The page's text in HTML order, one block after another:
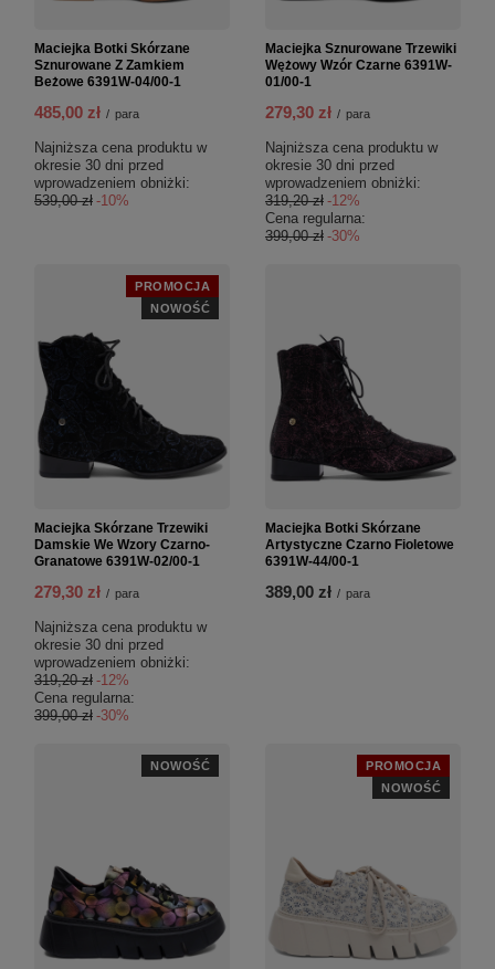
Maciejka Botki Skórzane
Sznurowane Z Zamkiem
Beżowe 6391W-04/00-1
485,00 zł / para
Najniższa cena produktu w
okresie 30 dni przed
wprowadzeniem obniżki:
539,00 zł -10%
Maciejka Sznurowane Trzewiki
Wężowy Wzór Czarne 6391W-
01/00-1
279,30 zł / para
Najniższa cena produktu w
okresie 30 dni przed
wprowadzeniem obniżki:
319,20 zł -12%
Cena regularna:
399,00 zł -30%
PROMOCJA
NOWOŚĆ
Maciejka Skórzane Trzewiki
Damskie We Wzory Czarno-
Granatowe 6391W-02/00-1
279,30 zł / para
Najniższa cena produktu w
okresie 30 dni przed
wprowadzeniem obniżki:
319,20 zł -12%
Cena regularna:
399,00 zł -30%
Maciejka Botki Skórzane
Artystyczne Czarno Fioletowe
6391W-44/00-1
389,00 zł / para
NOWOŚĆ
PROMOCJA
NOWOŚĆ